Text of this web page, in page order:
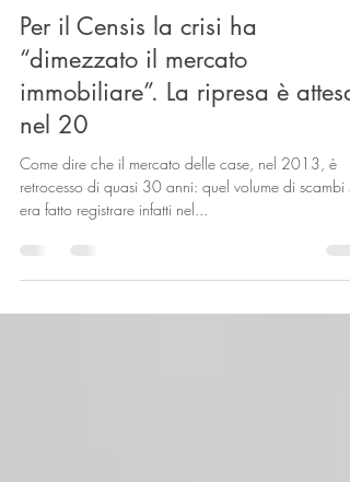
10 set 2014
Tempo di lettura: 1 min
Per il Censis la crisi ha
“dimezzato il mercato
immobiliare”. La ripresa è attesa
nel 20
Come dire che il mercato delle case, nel 2013, è
era fatto registrare infatti nel...